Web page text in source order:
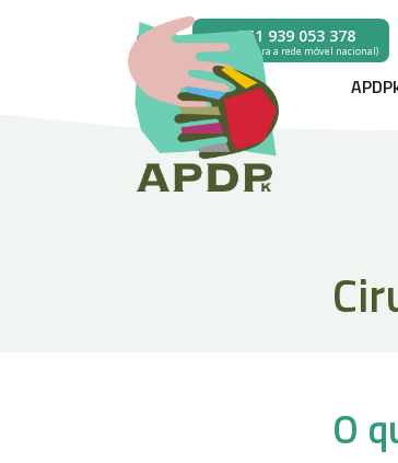
Saltar para o conteúdo
search +351 939 053 378
(chamada para a rede móvel nacional)
O